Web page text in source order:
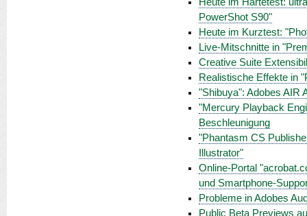
PowerShot S90"
Heute im Kurztest:
Live-Mitschnitte in
Creative Suite
Realistische Effekte in
"Shibuya": Adobes AIR
"Mercury Playback
Beschleunigung
"Phantasm CS
Illustrator"
Online-Portal
und Smartphone-
Probleme in Adobes
Public Beta Previews